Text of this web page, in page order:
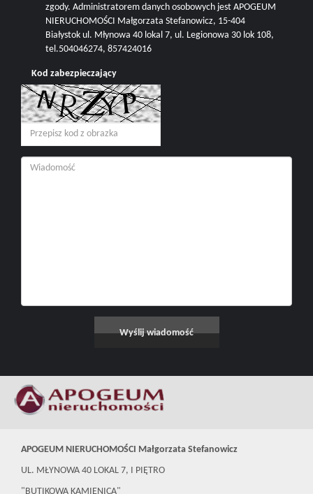
zgody. Administratorem danych osobowych jest APOGEUM
NIERUCHOMOŚCI Małgorzata Stefanowicz, 15-404
Białystok ul. Młynowa 40 lokal 7, ul. Legionowa 30 lok 108,
tel.504046274, 857424016
Kod zabezpieczający
APOGEUM NIERUCHOMOŚCI Małgorzata Stefanowicz
UL. MŁYNOWA 40 LOKAL 7, I PIĘTRO
"BUTIKOWA KAMIENICA"